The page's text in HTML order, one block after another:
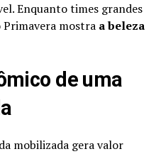
Enquanto times grandes
mostra a beleza
de uma
mobilizada gera valor